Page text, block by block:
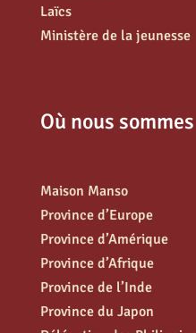
Laïcs
Ministère de la jeunesse
Où nous sommes
Maison Manso
Province d’Europe
Province d’Amérique
Province d’Afrique
Province de l’Inde
Province du Japon